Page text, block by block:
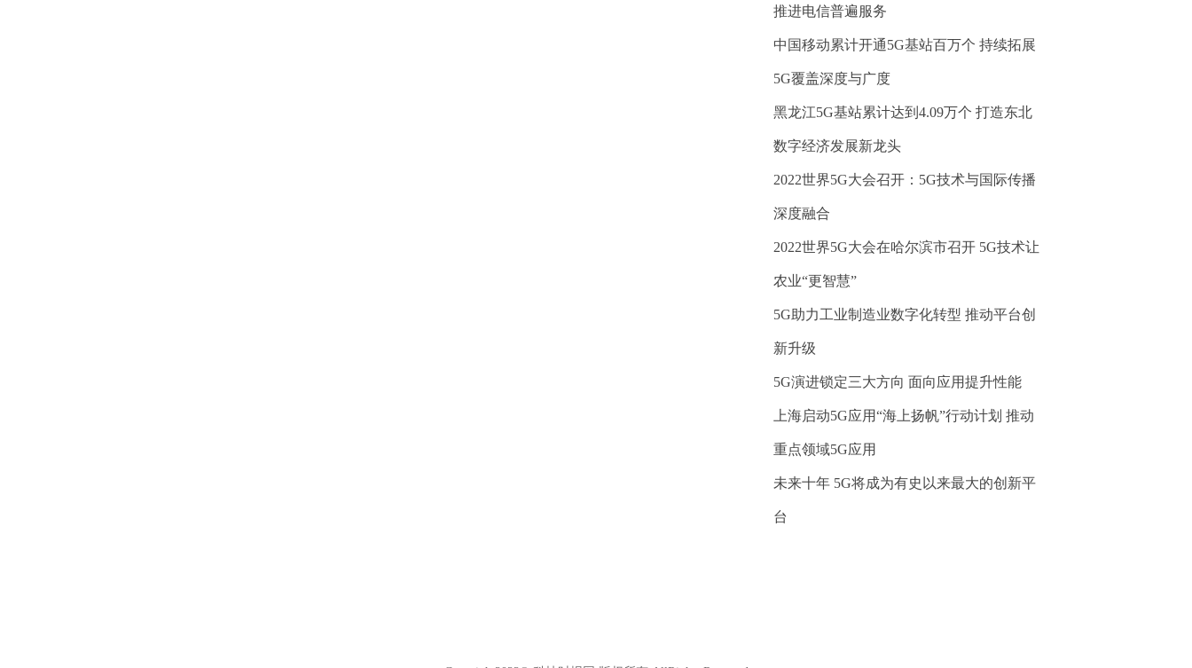
推进电信普遍服务
中国移动累计开通5G基站百万个 持续拓展
5G覆盖深度与广度
黑龙江5G基站累计达到4.09万个 打造东北
数字经济发展新龙头
2022世界5G大会召开：5G技术与国际传播
深度融合
2022世界5G大会在哈尔滨市召开 5G技术让
农业“更智慧”
5G助力工业制造业数字化转型 推动平台创
新升级
5G演进锁定三大方向 面向应用提升性能
上海启动5G应用“海上扬帆”行动计划 推动
重点领域5G应用
未来十年 5G将成为有史以来最大的创新平
台